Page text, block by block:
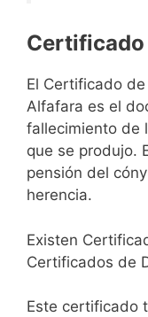
Certificado
El Certificado
Alfafara es el
fallecimiento de
que se produjo.
pensión del
herencia.
Existen
Certificados de
Este certificado